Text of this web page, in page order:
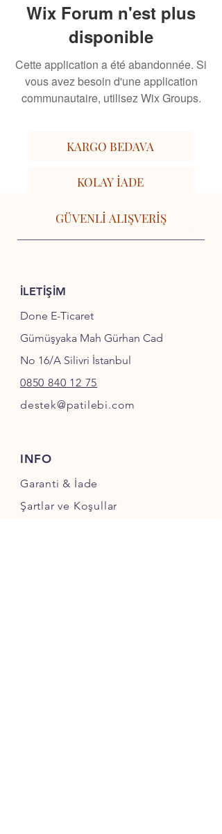
Wix Forum n'est plus
disponible
Cette application a été abandonnée. Si
vous avez besoin d'une application
communautaire, utilisez Wix Groups.
KARGO BEDAVA
KOLAY İADE
GÜVENLİ ALIŞVERİŞ
İLETİŞİM
Done E-Ticaret
Gümüşyaka Mah Gürhan Cad
No 16/A Silivri İstanbul
0850 840 12 75
destek@patilebi.com
INFO
Garanti & İade
Şartlar ve Koşullar